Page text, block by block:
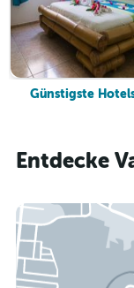
Günstigste
Entdecke